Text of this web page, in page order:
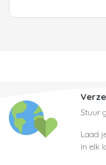
Stuur
Laad
in elk